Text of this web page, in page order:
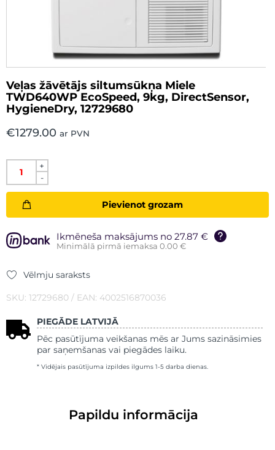
Veļas žāvētājs siltumsūkņa Miele
TWD640WP EcoSpeed, 9kg, DirectSensor,
HygieneDry, 12729680
€1279.00 ar PVN
+
-
Pievienot grozam
Ikmēneša maksājums no 27.87 €
Minimālā pirmā iemaksa 0.00 €
Vēlmju saraksts
SKU: 12729680 / EAN: 4002516870036
PIEGĀDE LATVIJĀ
Pēc pasūtījuma veikšanas mēs ar Jums sazināsimies
par saņemšanas vai piegādes laiku.
* Vidējais pasūtījuma izpildes ilgums 1-5 darba dienas.
Papildu informācija